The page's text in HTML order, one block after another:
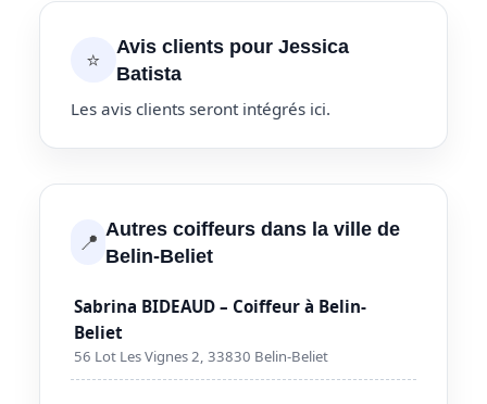
⭐
Avis clients pour Jessica
Batista
Les avis clients seront intégrés ici.
📍 Autres coiffeurs dans la ville de
Belin-Beliet
Sabrina BIDEAUD – Coiffeur à Belin-
Beliet
56 Lot Les Vignes 2, 33830 Belin-Beliet